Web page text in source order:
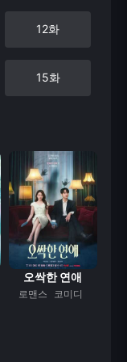
12화
15화
21화
24화
오싹한 연애
로맨스 코미디